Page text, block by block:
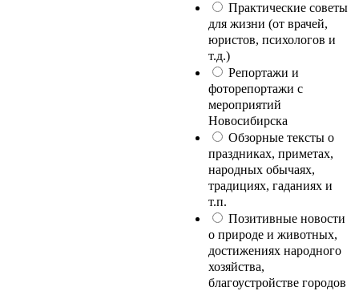
Практические советы
для жизни (от врачей,
юристов, психологов и
т.д.)
Репортажи и
фоторепортажи с
мероприятий
Новосибирска
Обзорные тексты о
праздниках, приметах,
народных обычаях,
традициях, гаданиях и
т.п.
Позитивные новости
о природе и животных,
достижениях народного
хозяйства,
благоустройстве городов